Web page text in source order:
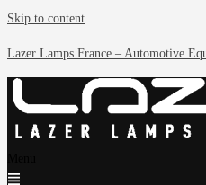
Skip to content
Lazer Lamps France – Automotive